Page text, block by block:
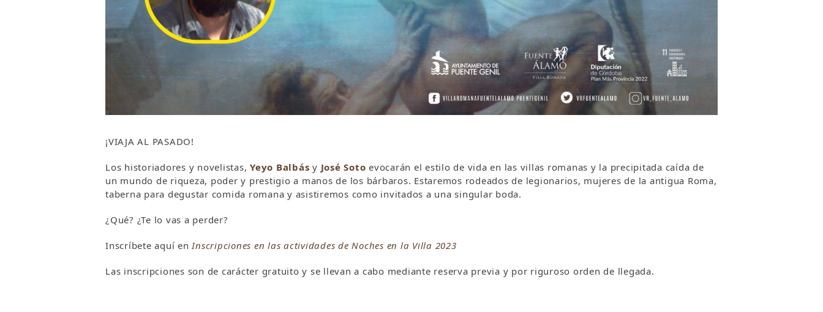
¡VIAJA AL PASADO!
Los historiadores y novelistas, Yeyo Balbás y José Soto evocarán el estilo de vida en las villas romanas y la precipitada caída de
un mundo de riqueza, poder y prestigio a manos de los bárbaros. Estaremos rodeados de legionarios, mujeres de la antigua Roma,
taberna para degustar comida romana y asistiremos como invitados a una singular boda.
¿Qué? ¿Te lo vas a perder?
Inscríbete aquí en Inscripciones en las actividades de Noches en la Villa 2023
Las inscripciones son de carácter gratuito y se llevan a cabo mediante reserva previa y por riguroso orden de llegada.